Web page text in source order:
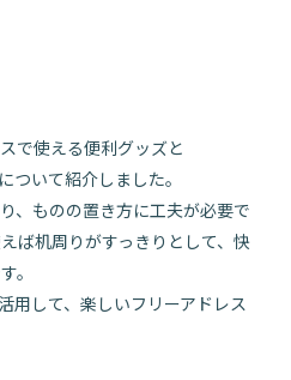
で使える便利グッズと
いて紹介しました。
、ものの置き方に工夫が必要で
ば机周りがすっきりとして、快
。
して、楽しいフリーアドレス